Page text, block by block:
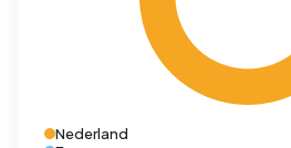
Nederland